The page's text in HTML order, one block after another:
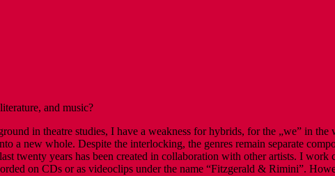
and music?
in theatre studies, I have a weakness for hybrids, for the „we” in the
a new whole. Despite the interlocking, the genres remain separate
twenty years has been created in collaboration with other artists. I work
on CDs or as videoclips under the name “Fitzgerald & Rimini”.